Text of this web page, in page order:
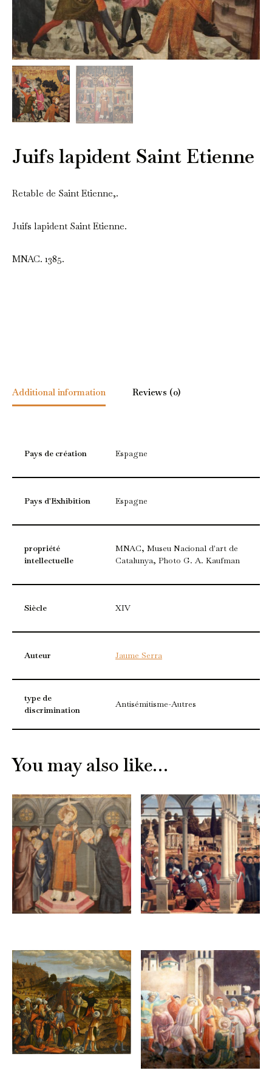
Juifs lapident Saint Etienne
Retable de Saint Etienne,.
Juifs lapident Saint Etienne.
MNAC. 1385.
Additional information Reviews (0)
Pays de création Espagne
Pays d'Exhibition Espagne
propriété
intellectuelle
MNAC, Museu Nacional d'art de
Catalunya, Photo G. A. Kaufman
Siècle XIV
Auteur Jaume Serra
type de
discrimination
Antisémitisme-Autres
You may also like…